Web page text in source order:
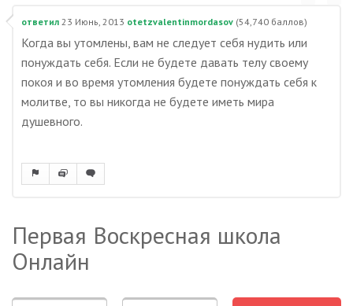
ответил 23 Июнь, 2013 otetzvalentinmordasov (54,740 баллов)
Когда вы утомлены, вам не следует себя нудить или
понуждать себя. Если не будете давать телу своему
покоя и во время утомления будете понуждать себя к
молитве, то вы никогда не будете иметь мира
душевного.
Первая Воскресная школа
Онлайн